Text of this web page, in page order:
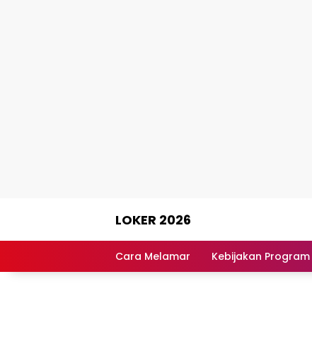
LOKER 2026
Lowongan
Cara Melamar Kebijakan Program